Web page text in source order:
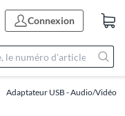
Connexion
Adaptateur USB - Audio/Vidéo